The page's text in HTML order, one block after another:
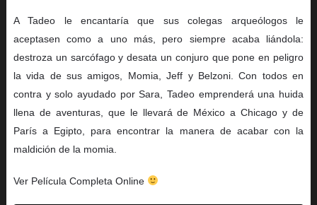
A Tadeo le encantaría que sus colegas arqueólogos le
aceptasen como a uno más, pero siempre acaba liándola:
destroza un sarcófago y desata un conjuro que pone en peligro
la vida de sus amigos, Momia, Jeff y Belzoni. Con todos en
contra y solo ayudado por Sara, Tadeo emprenderá una huida
llena de aventuras, que le llevará de México a Chicago y de
París a Egipto, para encontrar la manera de acabar con la
maldición de la momia.
Ver Película Completa Online